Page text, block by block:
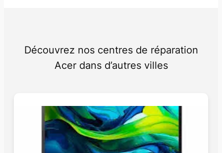
Découvrez nos centres de réparation
Acer dans d’autres villes